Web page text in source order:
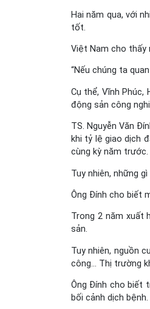
Hai năm qua, với
tốt.
Việt Nam cho thấy
“Nếu chúng ta
Cụ thể, Vĩnh
động sản công
TS. Nguyễn Văn
khi tỷ lệ giao dịch
cùng kỳ năm trước.
Tuy nhiên, những
Ông Đính cho biết
Trong 2 năm xuất
sản.
Tuy nhiên, nguồn
công… Thị trường
Ông Đính cho biết
bối cảnh dịch bệnh.